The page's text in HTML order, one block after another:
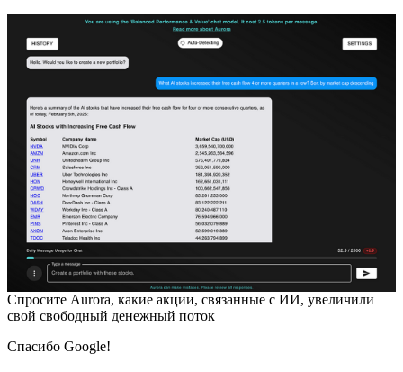
Спросите Aurora, какие акции, связанные с ИИ, увеличили
свой свободный денежный поток
Спасибо Google!